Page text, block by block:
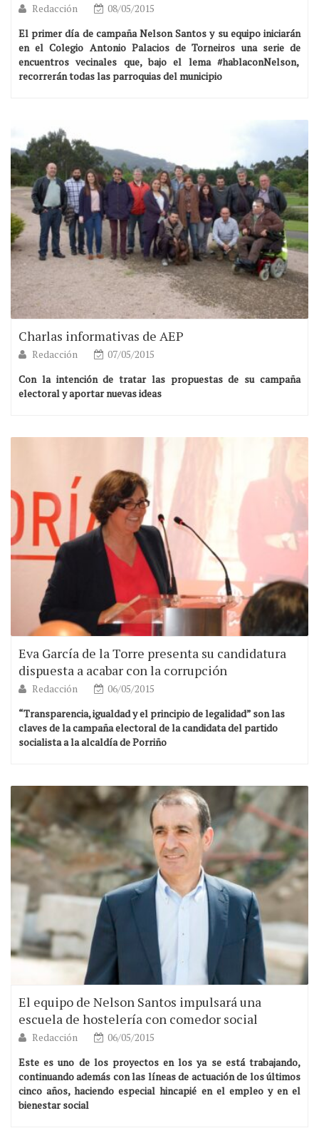
Redacción
08/05/2015
El primer día de campaña Nelson Santos y su equipo iniciarán
en el Colegio Antonio Palacios de Torneiros una serie de
encuentros vecinales que, bajo el lema #hablaconNelson,
recorrerán todas las parroquias del municipio
Charlas informativas de AEP
Redacción
07/05/2015
Con la intención de tratar las propuestas de su campaña
electoral y aportar nuevas ideas
Eva García de la Torre presenta su candidatura
dispuesta a acabar con la corrupción
Redacción
06/05/2015
“Transparencia, igualdad y el principio de legalidad” son las
claves de la campaña electoral de la candidata del partido
socialista a la alcaldía de Porriño
El equipo de Nelson Santos impulsará una
escuela de hostelería con comedor social
Redacción
06/05/2015
Este es uno de los proyectos en los ya se está trabajando,
continuando además con las líneas de actuación de los últimos
cinco años, haciendo especial hincapié en el empleo y en el
bienestar social